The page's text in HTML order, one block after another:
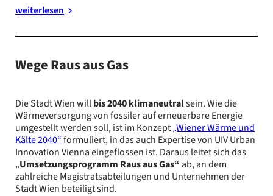
weiterlesen
Wege Raus aus Gas
Die Stadt Wien willbis 2040 klimaneutralsein. Wie die
Wärmeversorgung von fossiler auf erneuerbare Energie
umgestellt werden soll, ist im Konzept„Wiener Wärme und
Kälte 2040“formuliert, in das auch Expertise von UIV Urban
Innovation Vienna eingeflossen ist. Daraus leitet sich das
„Umsetzungsprogramm Raus aus Gas“ ab, an dem
zahlreiche Magistratsabteilungen und Unternehmen der
Stadt Wien beteiligt sind.